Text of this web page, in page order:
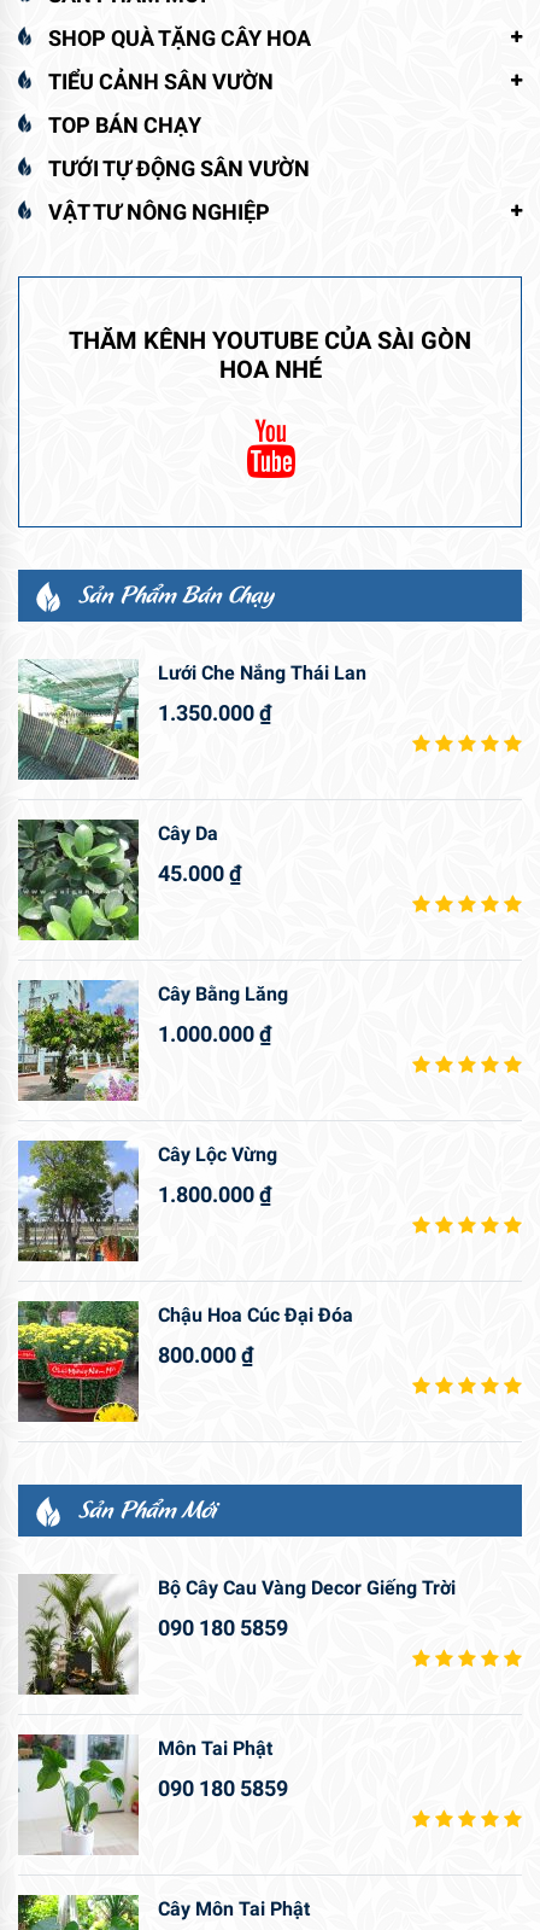
SHOP QUÀ TẶNG CÂY HOA
TIỂU CẢNH SÂN VƯỜN
TOP BÁN CHẠY
TƯỚI TỰ ĐỘNG SÂN VƯỜN
VẬT TƯ NÔNG NGHIỆP
THĂM KÊNH YOUTUBE CỦA SÀI GÒN
HOA NHÉ
Sản Phẩm Bán Chạy
Lưới Che Nắng Thái Lan
1.350.000₫
Cây Da
45.000₫
Cây Bằng Lăng
1.000.000₫
Cây Lộc Vừng
1.800.000₫
Chậu Hoa Cúc Đại Đóa
800.000₫
Sản Phẩm Mới
Bộ Cây Cau Vàng Decor Giếng Trời
090 180 5859
Môn Tai Phật
090 180 5859
Cây Môn Tai Phật